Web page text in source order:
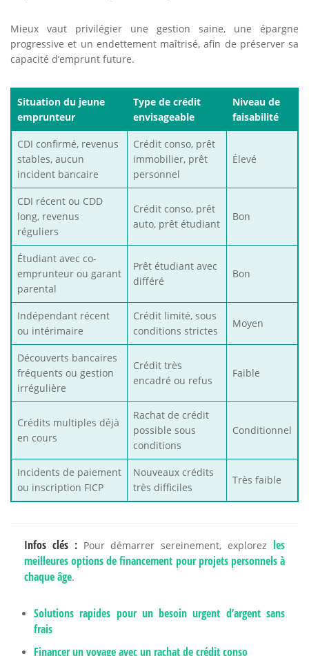
Mieux vaut privilégier une gestion saine, une épargne
progressive et un endettement maîtrisé, afin de préserver sa
capacité d’emprunt future.
Situation du jeune
emprunteur
Type de crédit
envisageable
Niveau de
faisabilité
CDI confirmé, revenus
stables, aucun
incident bancaire
Crédit conso, prêt
immobilier, prêt
personnel
Élevé
CDI récent ou CDD
long, revenus
réguliers
Crédit conso, prêt
auto, prêt étudiant
Bon
Étudiant avec co-
emprunteur ou garant
parental
Prêt étudiant avec
différé
Bon
Indépendant récent
ou intérimaire
Crédit limité, sous
conditions strictes
Moyen
Découverts bancaires
fréquents ou gestion
irrégulière
Crédit très
encadré ou refus
Faible
Crédits multiples déjà
en cours
Rachat de crédit
possible sous
conditions
Conditionnel
Incidents de paiement
ou inscription FICP
Nouveaux crédits
très difficiles
Très faible
Infos clés :Pour démarrer sereinement, explorez les
meilleures options de financement pour projets personnels à
chaque âge.
Solutions rapides pour un besoin urgent d’argent sans
frais
Financer un voyage avec un rachat de crédit conso